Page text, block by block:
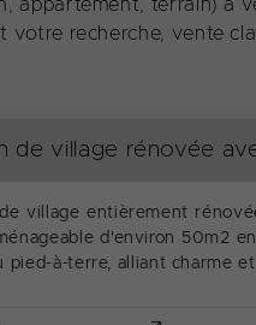
appartement, terrain) à
recherche, vente
de village rénovée
village entièrement
d'environ 50m2
pied-à-terre, alliant charme